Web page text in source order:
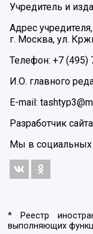
Учредитель и
Адрес
г. Москва, ул.
Телефон: +7 (495)
И.О. главного
E-mail:
Разработчик
Мы в социальных
* Реестр
выполняющих